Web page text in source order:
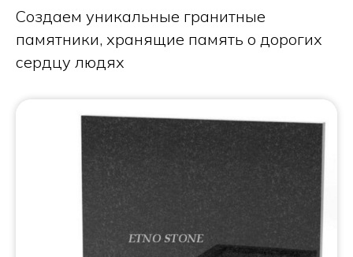
Создаем уникальные гранитные
памятники, хранящие память о дорогих
сердцу людях